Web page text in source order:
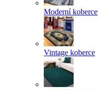
Moderní koberce
Vintage koberce